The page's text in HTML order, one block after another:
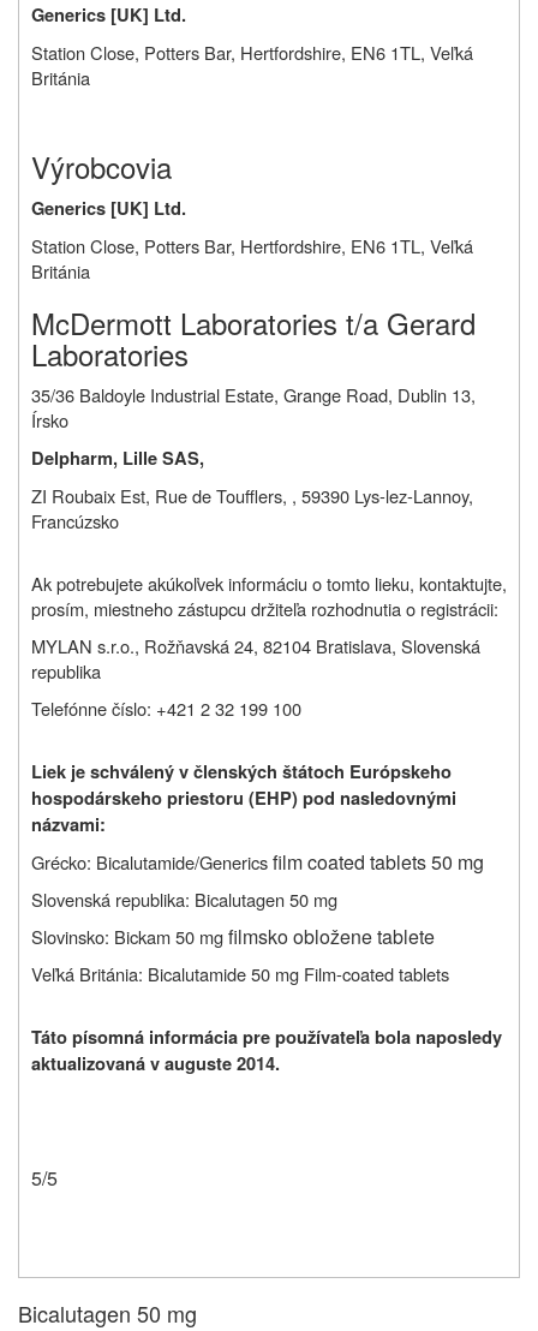
Generics [UK] Ltd.
Station Close, Potters Bar, Hertfordshire, EN6 1TL, Veľká
Británia
Výrobcovia
Generics [UK] Ltd.
Station Close, Potters Bar, Hertfordshire, EN6 1TL, Veľká
Británia
McDermott Laboratories t/a Gerard
Laboratories
35/36 Baldoyle Industrial Estate, Grange Road, Dublin 13,
Írsko
Delpharm, Lille SAS,
ZI Roubaix Est, Rue de Toufflers, , 59390 Lys-lez-Lannoy,
Francúzsko
Ak potrebujete akúkoľvek informáciu o tomto lieku, kontaktujte,
prosím, miestneho zástupcu držiteľa rozhodnutia o registrácii:
MYLAN s.r.o., Rožňavská 24, 82104 Bratislava, Slovenská
republika
Telefónne číslo: +421 2 32 199 100
Liek je schválený v členských štátoch Európskeho
hospodárskeho priestoru (EHP) pod nasledovnými
názvami:
Grécko: Bicalutamide/Genericsfilm coated tablets 50 mg
Slovenská republika: Bicalutagen 50 mg
Slovinsko: Bickam 50 mgfilmsko obložene tablete
Veľká Británia: Bicalutamide 50 mg Film-coated tablets
Táto písomná informácia pre používateľa bola naposledy
aktualizovaná v auguste 2014.
5/5
Bicalutagen 50 mg